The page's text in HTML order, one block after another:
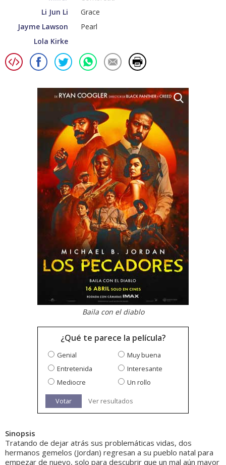
Li Jun Li
Grace
Jayme Lawson
Pearl
Lola Kirke
Baila con el diablo
¿Qué te parece la película?
Genial
Muy buena
Entretenida
Interesante
Mediocre
Un rollo
Votar Ver resultados
Sinopsis
Tratando de dejar atrás sus problemáticas vidas, dos
hermanos gemelos (Jordan) regresan a su pueblo natal para
empezar de nuevo, solo para descubrir que un mal aún mayor